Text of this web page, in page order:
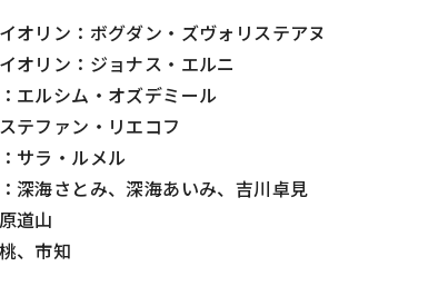
オリン：ボグダン・ズヴォリステアヌ
オリン：ジョナス・エルニ
エルシム・オズデミール
テファン・リエコフ
サラ・ルメル
深海さとみ、深海あいみ、吉川卓見
道山
、市知